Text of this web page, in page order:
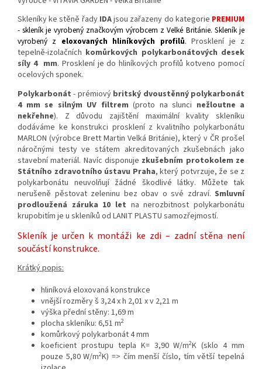
Skleníky ke stěně řady IDAjsou zařazeny do kategorie PREMIUM
- skleník je vyrobený značkovým výrobcem z Velké Británie. Skleník je
vyrobený z eloxovaných hliníkových profilů.Prosklení je z
tepelně-izolačních komůrkových polykarbonátových desek
síly 4 mm. Prosklení je do hliníkových profilů kotveno pomocí
ocelových sponek.
Polykarbonát- prémiový britský dvoustěnný polykarbonát
4 mm se silným UV filtrem (proto na slunci nežloutne a
nekřehne). Z důvodu zajištění maximální kvality skleníku
dodáváme ke konstrukci prosklení z kvalitního polykarbonátu
MARLON (výrobce Brett Martin Velká Británie), který v ČR prošel
náročnými testy ve státem akreditovaných zkušebnách jako
stavební materiál. Navíc disponuje zkušebním protokolem ze
Státního zdravotního ústavu Praha, který potvrzuje, že se z
polykarbonátu neuvolňují žádné škodlivé látky. Můžete tak
nerušeně pěstovat zeleninu bez obav o své zdraví. Smluvní
prodloužená záruka 10 let na nerozbitnost polykarbonátu
krupobitím je u skleníků od LANIT PLASTU samozřejmostí.
Skleník je určen k montáži ke zdi – zadní stěna není
součástí konstrukce.
Krátký popis:
hliníková eloxovaná konstrukce
vnější rozměry š 3,24 x h 2,01 x v 2,21 m
výška přední stěny: 1,69 m
plocha skleníku: 6,51 m2
komůrkový polykarbonát 4 mm
koeficient prostupu tepla K= 3,90 W/m2K (sklo 4 mm
pouze 5,80 W/m2K) => čím menší číslo, tím větší tepelná